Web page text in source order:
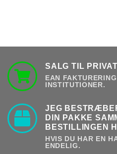
SALG TIL
EAN
INSTITUTIONER.
JEG
DIN PAKKE
BESTILLINGEN
HVIS DU HAR EN
ENDELIG.